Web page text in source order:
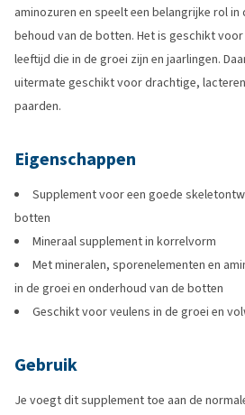
aminozuren en speelt een belangrijke rol
behoud van de botten. Het is geschikt
leeftijd die in de groei zijn en jaarlingen.
uitermate geschikt voor drachtige,
paarden.
Eigenschappen
Supplement voor een goede
botten
Mineraal supplement in korrelvorm
Met mineralen, sporenelementen en
in de groei en onderhoud van de botten
Geschikt voor veulens in de groei en
Gebruik
Je voegt dit supplement toe aan de